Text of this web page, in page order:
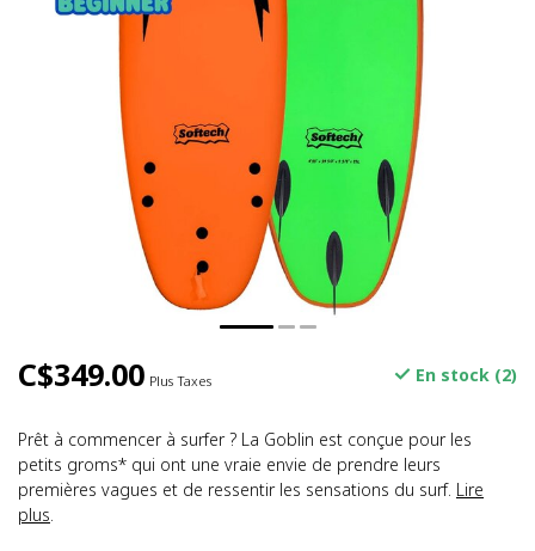
C$349.00 Plus Taxes En stock (2)
Prêt à commencer à surfer ? La Goblin est conçue pour les
petits groms* qui ont une vraie envie de prendre leurs
premières vagues et de ressentir les sensations du surf. Lire
plus.